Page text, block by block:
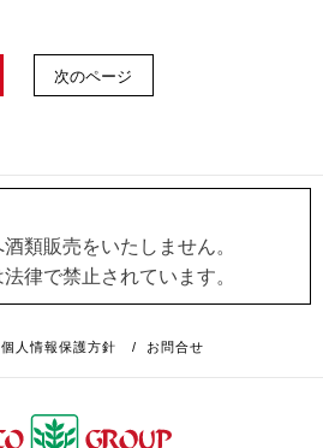
次のページ
類販売をいたしません。
律で禁止されています。
個人情報保護方針 / お問合せ